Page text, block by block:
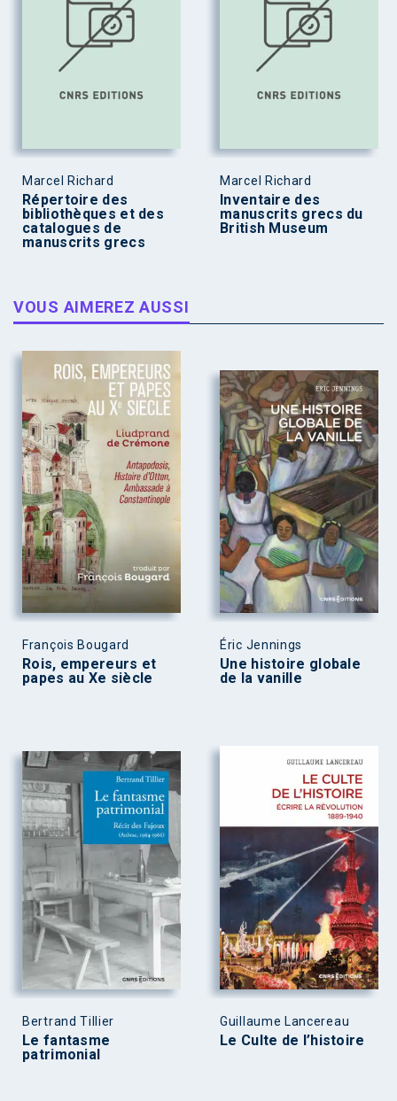
Marcel Richard
Répertoire des
bibliothèques et des
catalogues de
manuscrits grecs
Marcel Richard
Inventaire des
manuscrits grecs du
British Museum
VOUS AIMEREZ AUSSI
François Bougard
Rois, empereurs et
papes au Xe siècle
Éric Jennings
Une histoire globale
de la vanille
Bertrand Tillier
Le fantasme
patrimonial
Guillaume Lancereau
Le Culte de l’histoire